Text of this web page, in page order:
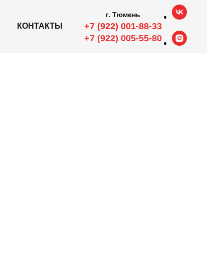
КОНТАКТЫ
г. Тюмень
+7 (922) 001-88-33
+7 (922) 005-55-80